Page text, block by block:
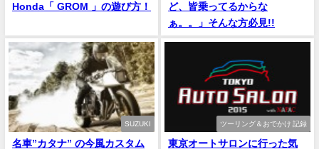
Honda「 GROM 」の遊び方！
ど、皆乗ってるからな
ぁ。。」そんな方必見!!
SUZUKI
名車”カタナ” の今風カスタム
ツーリング＆おでかけ 記録
東京オートサロンに行った気